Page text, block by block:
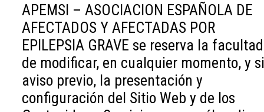
APEMSI – ASOCIACION ESPAÑOLA DE
AFECTADOS Y AFECTADAS POR
EPILEPSIA GRAVE se reserva la facultad
de modificar, en cualquier momento, y
aviso previo, la presentación y
configuración del Sitio Web y de los